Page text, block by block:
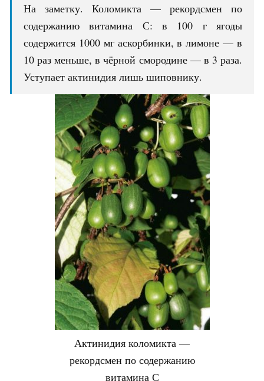
На заметку. Коломикта — рекордсмен по
содержанию витамина С: в 100 г ягоды
содержится 1000 мг аскорбинки, в лимоне — в
10 раз меньше, в чёрной смородине — в 3 раза.
Уступает актинидия лишь шиповнику.
Актинидия коломикта —
рекордсмен по содержанию
витамина С